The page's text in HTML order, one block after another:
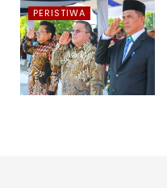
PERISTIWA